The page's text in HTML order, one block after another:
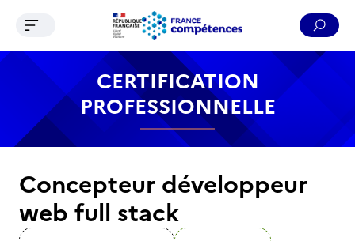
Contenu Recherche Menu Pied de page
Ouvrir le menu de navigation
CERTIFICATION
PROFESSIONNELLE
Concepteur développeur
web full stack